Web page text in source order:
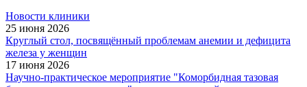
Новости клиники
25 июня 2026
Круглый стол, посвящённый проблемам анемии и дефицита
железа у женщин
17 июня 2026
Научно-практическое мероприятие "Коморбидная тазовая